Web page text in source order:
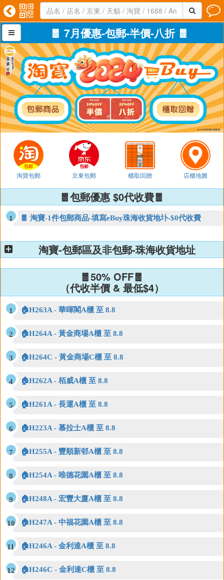
   
 🧧 7月優惠-包郵-半價-八折 🧧
淘寶包郵 京東包郵 櫃取回贈 店櫃地圖
🧧包郵優惠 $0代收費🧧
🧧 淘寶-1件包郵商品-填寫eBuy珠海收貨地圤-$0代收費
淘寶-包郵區及非包郵-珠海收貨地址
🧧50% OFF🧧
（代收半價 & 最低$4）
🏠H263A - 華暉閣A櫃 至 8.8
🏠H264A - 黃金商場A櫃 至 8.8
🏠H264C - 黃金商場C櫃 至 8.8
🏠H262A - 栢威A櫃 至 8.8
🏠H261A - 長運A櫃 至 8.8
🏠H223A - 慕拉士A櫃 至 8.8
🏠H255A - 豐順新邨A櫃 至 8.8
🏠H254A - 唯德花園A櫃 至 8.8
🏠H248A - 宏豐大廈A櫃 至 8.8
🏠H247A - 中福花園A櫃 至 8.8
🏠H246A - 金利達A櫃 至 8.8
🏠H246C - 金利達C櫃 至 8.8